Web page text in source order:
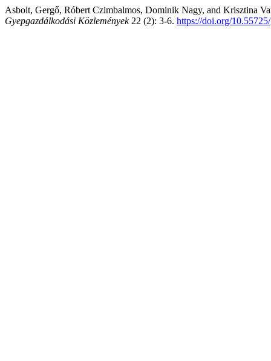
Asbolt, Gergő, Róbert Czimbalmos, Dominik Nagy, and Krisztina
Gyepgazdálkodási Közlemények22 (2): 3-6. https://doi.org/